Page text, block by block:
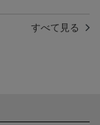
すべて見る